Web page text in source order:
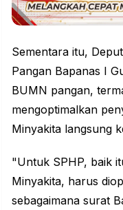
Sementara itu,
Pangan Bapanas I
BUMN pangan,
mengoptimalkan
Minyakita langsung
"Untuk SPHP, baik
Minyakita, harus
sebagaimana surat